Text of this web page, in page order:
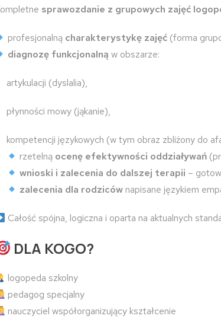
sprawozdanie z grupowych zajęć
profesjonalną charakterystykę zajęć (forma
diagnozę funkcjonalną w obszarze:
artykulacji (dyslalia),
płynności mowy (jąkanie),
kompetencji językowych (w tym obraz zbliżony do
rzetelną ocenę efektywności oddziaływań
wnioski i zalecenia do dalszej terapii –
zalecenia dla rodziców napisane językiem
Całość spójna, logiczna i oparta na aktualnych
DLA KOGO?
logopeda szkolny
pedagog specjalny
nauczyciel współorganizujący kształcenie